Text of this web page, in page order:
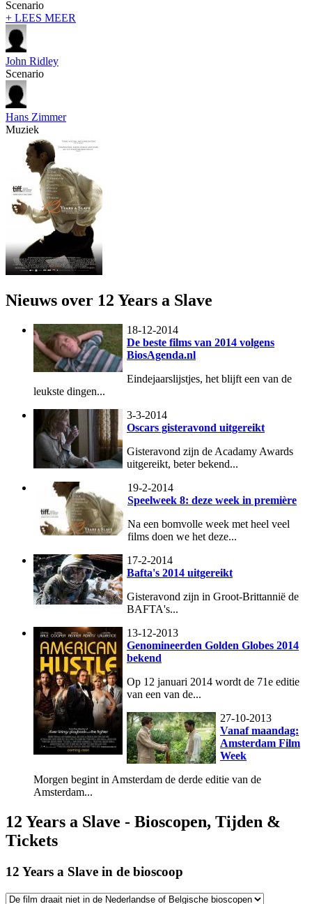
Scenario
+ LEES MEER
John Ridley
Scenario
Hans Zimmer
Muziek
Nieuws over 12 Years a Slave
18-12-2014
De beste films van 2014 volgens
BiosAgenda.nl
Eindejaarslijstjes, het blijft een van de
leukste dingen...
3-3-2014
Oscars gisteravond uitgereikt
Gisteravond zijn de Acadamy Awards
uitgereikt, beter bekend...
19-2-2014
Speelweek 8: deze week in première
Na een bomvolle week met heel veel
films doen we het deze...
17-2-2014
Bafta's 2014 uitgereikt
Gisteravond zijn in Groot-Brittannië de
BAFTA's...
13-12-2013
Genomineerden Golden Globes 2014
bekend
Op 12 januari 2014 wordt de 71e editie
van een van de...
27-10-2013
Vanaf maandag:
Amsterdam Film
Week
Morgen begint in Amsterdam de derde editie van de
Amsterdam...
12 Years a Slave - Bioscopen, Tijden &
Tickets
12 Years a Slave in de bioscoop